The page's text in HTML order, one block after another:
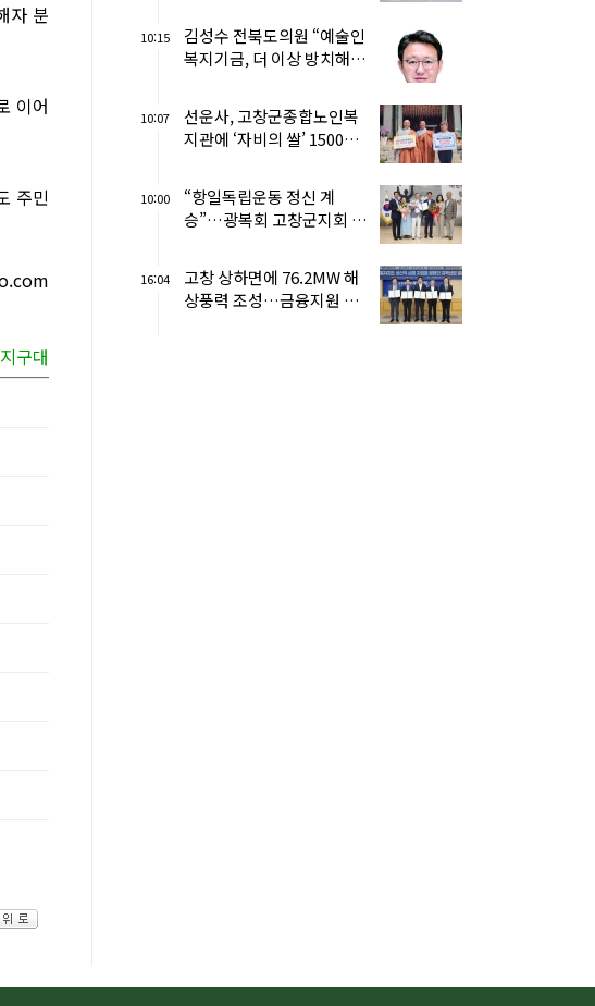
자 분
이어
주민
구대
10:15
김성수 전북도의원 “예술인
복지기금, 더 이상 방치해선
10:07
선운사, 고창군종합노인복
지관에 ‘자비의 쌀’ 1500㎏
10:00
“항일독립운동 정신 계
승”…광복회 고창군지회 출
16:04
고창 상하면에 76.2MW 해
상풍력 조성…금융지원 확